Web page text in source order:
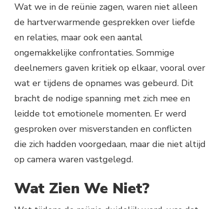
Wat we in de reünie zagen, waren niet alleen
de hartverwarmende gesprekken over liefde
en relaties, maar ook een aantal
ongemakkelijke confrontaties. Sommige
deelnemers gaven kritiek op elkaar, vooral over
wat er tijdens de opnames was gebeurd. Dit
bracht de nodige spanning met zich mee en
leidde tot emotionele momenten. Er werd
gesproken over misverstanden en conflicten
die zich hadden voorgedaan, maar die niet altijd
op camera waren vastgelegd.
Wat Zien We Niet?